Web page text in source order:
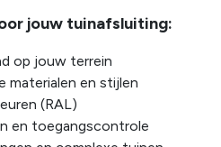
jouw tuinafsluiting:
op jouw terrein
materialen en stijlen
(RAL)
en toegangscontrole